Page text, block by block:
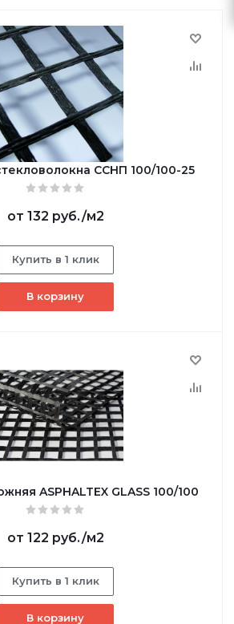
ССНП 100/100-25
от 132 руб./м2
Купить в 1 клик
В корзину
ASPHALTEX GLASS 100/100
от 122 руб./м2
Купить в 1 клик
В корзину